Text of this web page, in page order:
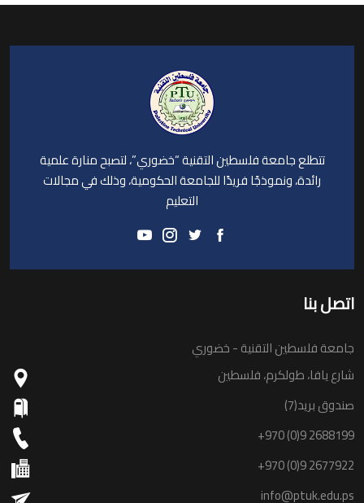
تتطلع جامعة فلسطين التقنية “خضوري”، لتصبح منارة علمية
رائدة، ونموذجًا فريدًا للجامعة الحكومية، وذلك في مجالات
التعليم
اتصل بنا
جامعة فلسطين التقنية - خضوري
شارع يافا، طولكرم، فلسطين
صندوق بريد(7)
+970 (0)9 2688199
+970 (0)9 2677922
info@ptuk.edu.ps